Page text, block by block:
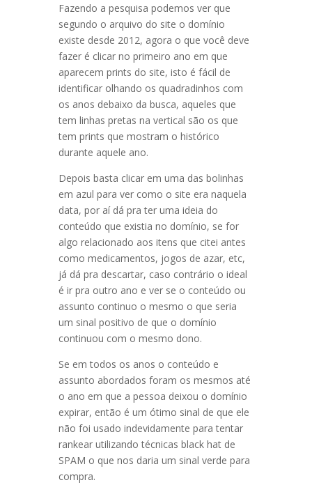
Fazendo a pesquisa podemos ver que
segundo o arquivo do site o domínio
existe desde 2012, agora o que você deve
fazer é clicar no primeiro ano em que
aparecem prints do site, isto é fácil de
identificar olhando os quadradinhos com
os anos debaixo da busca, aqueles que
tem linhas pretas na vertical são os que
tem prints que mostram o histórico
durante aquele ano.
Depois basta clicar em uma das bolinhas
em azul para ver como o site era naquela
data, por aí dá pra ter uma ideia do
conteúdo que existia no domínio, se for
algo relacionado aos itens que citei antes
como medicamentos, jogos de azar, etc,
já dá pra descartar, caso contrário o ideal
é ir pra outro ano e ver se o conteúdo ou
assunto continuo o mesmo o que seria
um sinal positivo de que o domínio
continuou com o mesmo dono.
Se em todos os anos o conteúdo e
assunto abordados foram os mesmos até
o ano em que a pessoa deixou o domínio
expirar, então é um ótimo sinal de que ele
não foi usado indevidamente para tentar
rankear utilizando técnicas black hat de
SPAM o que nos daria um sinal verde para
compra.